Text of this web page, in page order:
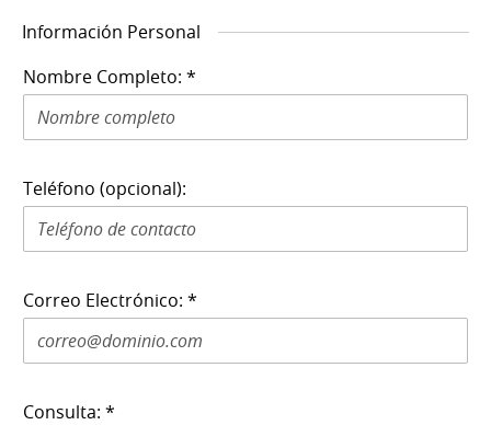
Información Personal
Nombre Completo: *
Teléfono (opcional):
Correo Electrónico: *
Consulta: *